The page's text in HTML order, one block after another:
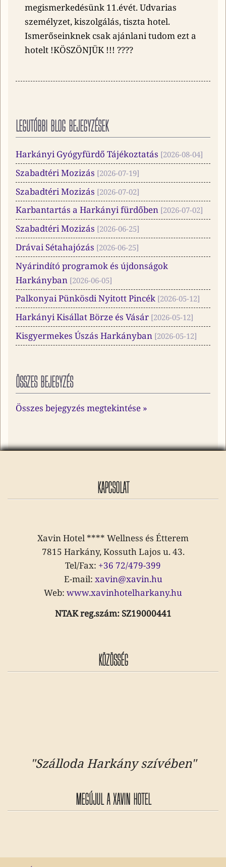
megismerkedésünk 11.évét. Udvarias
személyzet, kiszolgálás, tiszta hotel.
Ismerőseinknek csak ajánlani tudom ezt a
hotelt !KÖSZÖNJÜK !!! ????
LEGUTÓBBI BLOG BEJEGYZÉSEK
Harkányi Gyógyfürdő Tájékoztatás 2026-08-04
Szabadtéri Mozizás 2026-07-19
Szabadtéri Mozizás 2026-07-02
Karbantartás a Harkányi fürdőben 2026-07-02
Szabadtéri Mozizás 2026-06-25
Drávai Sétahajózás 2026-06-25
Nyárindító programok és újdonságok
Harkányban 2026-06-05
Palkonyai Pünkösdi Nyitott Pincék 2026-05-12
Harkányi Kisállat Börze és Vásár 2026-05-12
Kisgyermekes Úszás Harkányban 2026-05-12
ÖSSZES BEJEGYZÉS
Összes bejegyzés megtekintése »
KAPCSOLAT
Xavin Hotel **** Wellness és Étterem
7815 Harkány, Kossuth Lajos u. 43.
Tel/Fax: +36 72/479-399
E-mail: xavin@xavin.hu
Web: www.xavinhotelharkany.hu
NTAK reg.szám: SZ19000441
KÖZÖSSÉG
"Szálloda Harkány szívében"
MEGÚJUL A XAVIN HOTEL